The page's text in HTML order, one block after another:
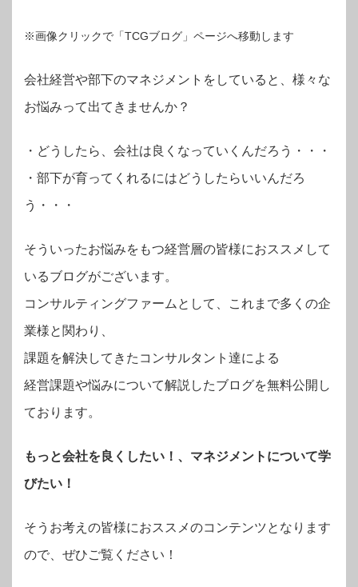
※画像クリックで「TCGブログ」ページへ移動します
会社経営や部下のマネジメントをしていると、様々な
お悩みって出てきませんか？
・ どうしたら、会社は良くなっていくんだろう・・・
・部下が育ってくれるにはどうしたらいいんだろ
う・・・
そういったお悩みをもつ経営層の皆様におススメして
いるブログがございます。
コンサルティングファームとして、これまで多くの企
業様と関わり、
課題を解決してきたコンサルタント達による
経営課題や悩みについて解説したブログを無料公開し
ております。
もっと会社を良くしたい！、マネジメントについて学
びたい！
そうお考えの皆様におススメのコンテンツとなります
ので、ぜひご覧ください！